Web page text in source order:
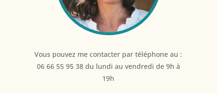
Vous pouvez me contacter par téléphone au :
06 66 55 95 38 du lundi au vendredi de 9h à
19h